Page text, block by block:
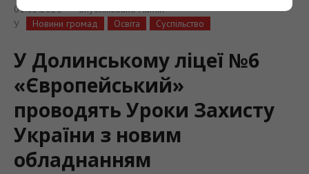
01.02.2025 опублікованоAdmin
У
Новини громад Освіта Суспільство
У Долинському ліцеї №6
«Європейський»
проводять Уроки Захисту
України з новим
обладнанням